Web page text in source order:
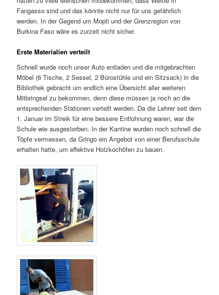
Fangasso sind und das könnte nicht nur für uns gefährlich
werden. In der Gegend um Mopti und der Grenzregion von
Burkina Faso wäre es zurzeit nicht sicher.
Erste Materialien verteilt
Schnell wurde noch unser Auto entladen und die mitgebrachten
Möbel (6 Tische, 2 Sessel, 2 Bürostühle und ein Sitzsack) in die
Bibliothek gebracht um endlich eine Übersicht aller weiteren
Mitbringsel zu bekommen, denn diese müssen ja noch an die
entsprechenden Stationen verteilt werden. Da die Lehrer seit dem
1. Januar im Streik für eine bessere Entlohnung waren, war die
Schule wie ausgestorben. In der Kantine wurden noch schnell die
Töpfe vermessen, da Gringo ein Angebot von einer Berufsschule
erhalten hatte, um effektive Holzkochöfen zu bauen.